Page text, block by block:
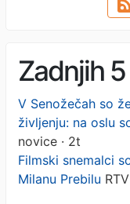
Zadnjih
V Senožečah so
življenju: na oslu
novice · 2t
Filmski snemalci
Milanu Prebilu